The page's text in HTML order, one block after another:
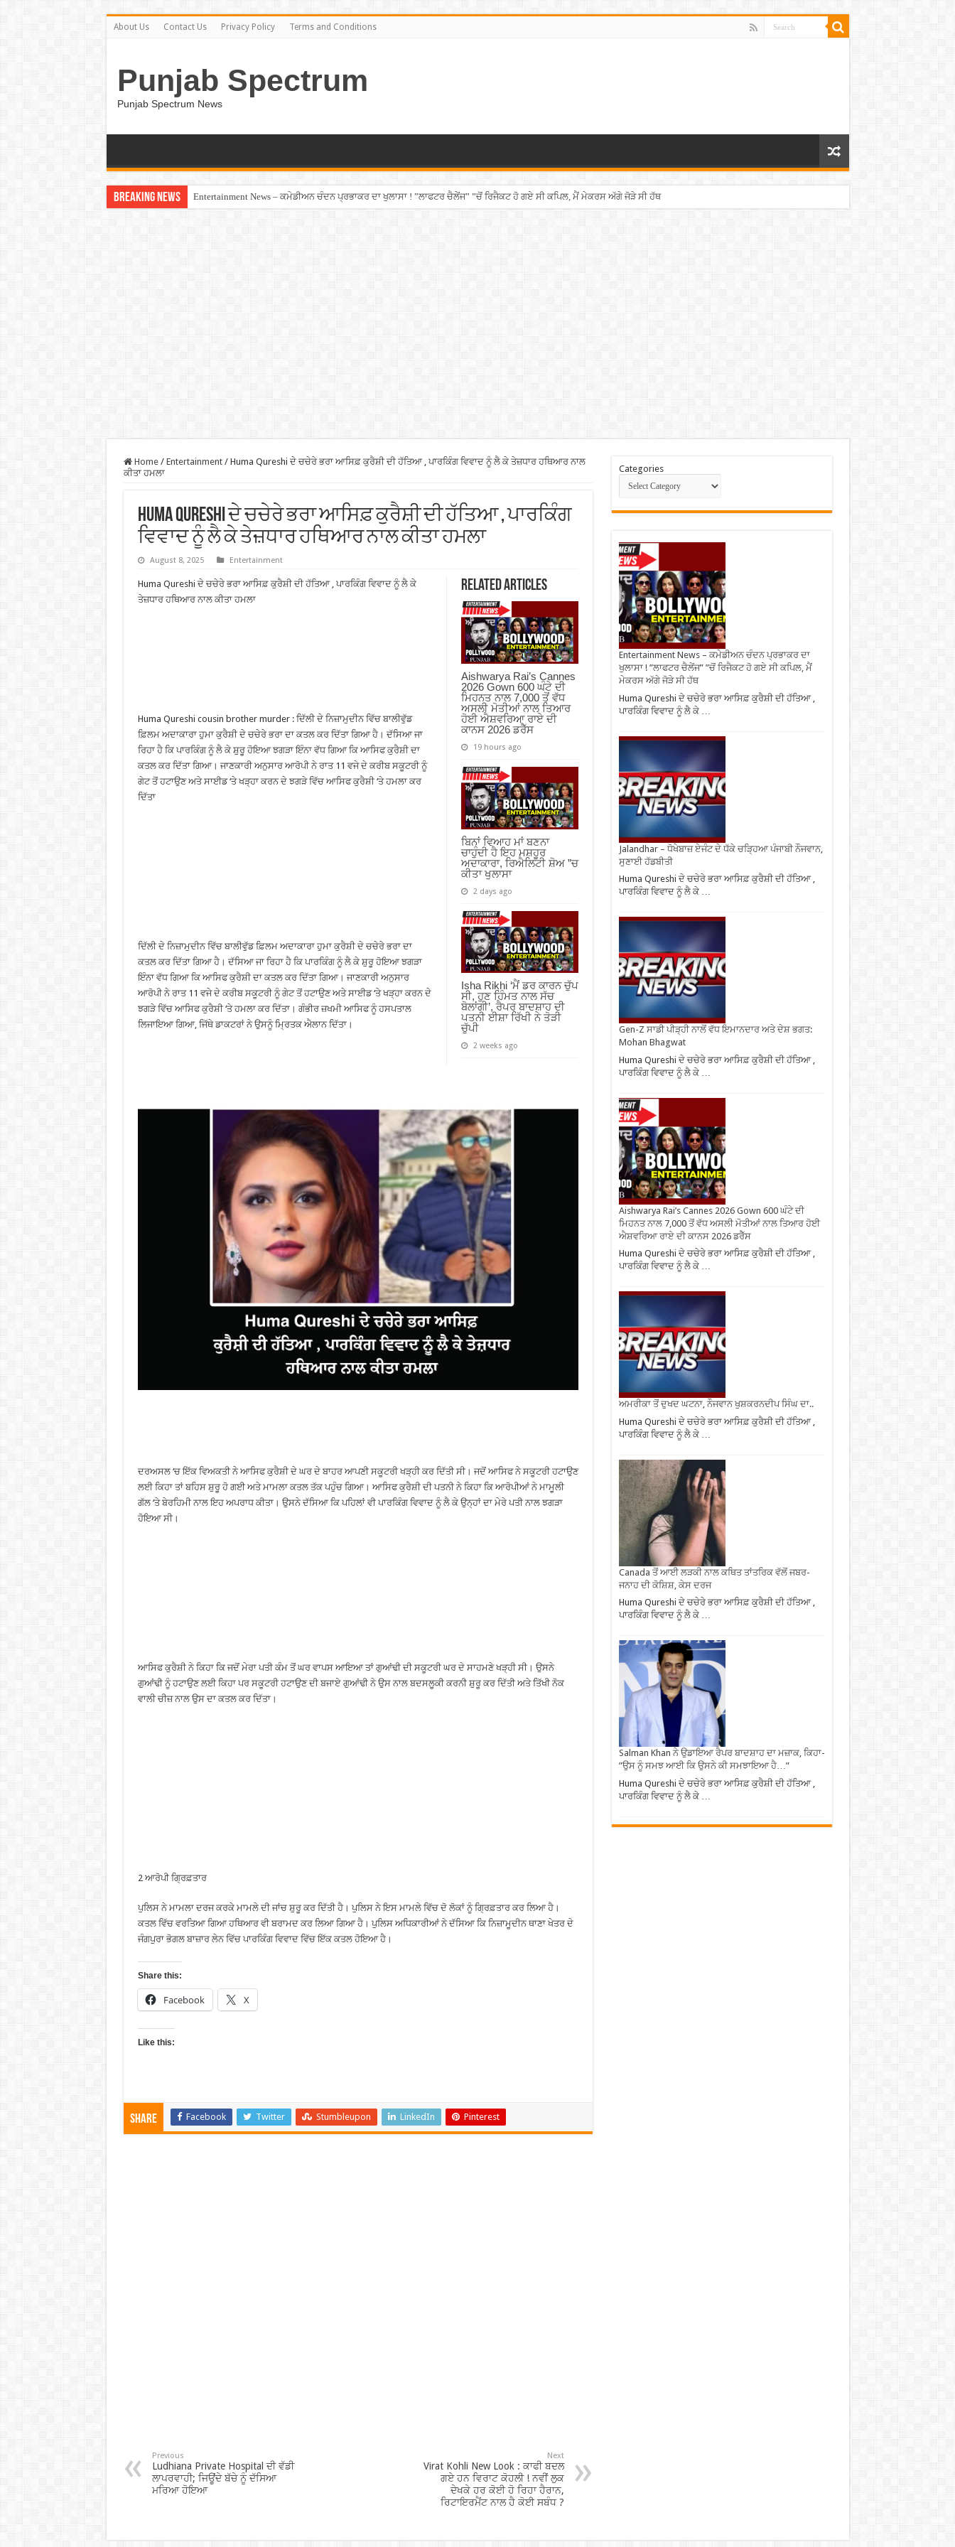
About Us Contact Us Privacy Policy Terms and Conditions
Punjab Spectrum
Punjab Spectrum News
Breaking News Entertainment News – ਕਮੇਡੀਅਨ ਚੰਦਨ ਪ੍ਰਭਾਕਰ ਦਾ ਖੁਲਾਸਾ ! ”ਲਾਫਟਰ ਚੈਲੇਂਜ” ”ਚੋਂ ਰਿਜੈਕਟ ਹੋ ਗਏ ਸੀ ਕਪਿਲ, ਮੈਂ ਮੇਕਰਸ ਅੱਗੇ ਜੋੜੇ ਸੀ ਹੱਥ
Home / Entertainment / Huma Qureshi ਦੇ ਚਚੇਰੇ ਭਰਾ ਆਸਿਫ਼ ਕੁਰੈਸ਼ੀ ਦੀ ਹੱਤਿਆ , ਪਾਰਕਿੰਗ ਵਿਵਾਦ ਨੂੰ ਲੈ ਕੇ ਤੇਜ਼ਧਾਰ ਹਥਿਆਰ ਨਾਲ
ਕੀਤਾ ਹਮਲਾ
Huma Qureshi ਦੇ ਚਚੇਰੇ ਭਰਾ ਆਸਿਫ਼ ਕੁਰੈਸ਼ੀ ਦੀ ਹੱਤਿਆ , ਪਾਰਕਿੰਗ
ਵਿਵਾਦ ਨੂੰ ਲੈ ਕੇ ਤੇਜ਼ਧਾਰ ਹਥਿਆਰ ਨਾਲ ਕੀਤਾ ਹਮਲਾ
August 8, 2025 Entertainment
Related Articles
Aishwarya Rai’s Cannes
2026 Gown 600 ਘੰਟੇ ਦੀ
ਮਿਹਨਤ ਨਾਲ 7,000 ਤੋਂ ਵੱਧ
ਅਸਲੀ ਮੋਤੀਆਂ ਨਾਲ ਤਿਆਰ
ਹੋਈ ਐਸ਼ਵਰਿਆ ਰਾਏ ਦੀ
ਕਾਨਸ 2026 ਡਰੈੱਸ
19 hours ago
ਬਿਨਾਂ ਵਿਆਹ ਮਾਂ ਬਣਨਾ
ਚਾਹੁੰਦੀ ਹੈ ਇਹ ਮਸ਼ਹੂਰ
ਅਦਾਕਾਰਾ, ਰਿਐਲਿਟੀ ਸ਼ੋਅ ”ਚ
ਕੀਤਾ ਖੁਲਾਸਾ
2 days ago
Isha Rikhi ‘ਮੈਂ ਡਰ ਕਾਰਨ ਚੁੱਪ
ਸੀ, ਹੁਣ ਹਿੰਮਤ ਨਾਲ ਸੱਚ
ਬੋਲਾਂਗੀ’, ਰੈਪਰ ਬਾਦਸ਼ਾਹ ਦੀ
ਪਤਨੀ ਈਸ਼ਾ ਰਿੱਖੀ ਨੇ ਤੋੜੀ
ਚੁੱਪੀ
2 weeks ago
Huma Qureshi ਦੇ ਚਚੇਰੇ ਭਰਾ ਆਸਿਫ਼ ਕੁਰੈਸ਼ੀ ਦੀ ਹੱਤਿਆ , ਪਾਰਕਿੰਗ ਵਿਵਾਦ ਨੂੰ ਲੈ ਕੇ
ਤੇਜ਼ਧਾਰ ਹਥਿਆਰ ਨਾਲ ਕੀਤਾ ਹਮਲਾ
Huma Qureshi cousin brother murder : ਦਿੱਲੀ ਦੇ ਨਿਜ਼ਾਮੁਦੀਨ ਵਿੱਚ ਬਾਲੀਵੁੱਡ
ਫ਼ਿਲਮ ਅਦਾਕਾਰਾ ਹੁਮਾ ਕੁਰੈਸ਼ੀ ਦੇ ਚਚੇਰੇ ਭਰਾ ਦਾ ਕਤਲ ਕਰ ਦਿੱਤਾ ਗਿਆ ਹੈ। ਦੱਸਿਆ ਜਾ
ਰਿਹਾ ਹੈ ਕਿ ਪਾਰਕਿੰਗ ਨੂੰ ਲੈ ਕੇ ਸ਼ੁਰੂ ਹੋਇਆ ਝਗੜਾ ਇੰਨਾ ਵੱਧ ਗਿਆ ਕਿ ਆਸਿਫ ਕੁਰੈਸ਼ੀ ਦਾ
ਕਤਲ ਕਰ ਦਿੱਤਾ ਗਿਆ। ਜਾਣਕਾਰੀ ਅਨੁਸਾਰ ਆਰੋਪੀ ਨੇ ਰਾਤ 11 ਵਜੇ ਦੇ ਕਰੀਬ ਸਕੂਟਰੀ ਨੂੰ
ਗੇਟ ਤੋਂ ਹਟਾਉਣ ਅਤੇ ਸਾਈਡ ‘ਤੇ ਖੜ੍ਹਾ ਕਰਨ ਦੇ ਝਗੜੇ ਵਿੱਚ ਆਸਿਫ ਕੁਰੈਸ਼ੀ ‘ਤੇ ਹਮਲਾ ਕਰ
ਦਿੱਤਾ
ਦਿੱਲੀ ਦੇ ਨਿਜ਼ਾਮੁਦੀਨ ਵਿੱਚ ਬਾਲੀਵੁੱਡ ਫ਼ਿਲਮ ਅਦਾਕਾਰਾ ਹੁਮਾ ਕੁਰੈਸ਼ੀ ਦੇ ਚਚੇਰੇ ਭਰਾ ਦਾ
ਕਤਲ ਕਰ ਦਿੱਤਾ ਗਿਆ ਹੈ। ਦੱਸਿਆ ਜਾ ਰਿਹਾ ਹੈ ਕਿ ਪਾਰਕਿੰਗ ਨੂੰ ਲੈ ਕੇ ਸ਼ੁਰੂ ਹੋਇਆ ਝਗੜਾ
ਇੰਨਾ ਵੱਧ ਗਿਆ ਕਿ ਆਸਿਫ ਕੁਰੈਸ਼ੀ ਦਾ ਕਤਲ ਕਰ ਦਿੱਤਾ ਗਿਆ। ਜਾਣਕਾਰੀ ਅਨੁਸਾਰ
ਆਰੋਪੀ ਨੇ ਰਾਤ 11 ਵਜੇ ਦੇ ਕਰੀਬ ਸਕੂਟਰੀ ਨੂੰ ਗੇਟ ਤੋਂ ਹਟਾਉਣ ਅਤੇ ਸਾਈਡ ‘ਤੇ ਖੜ੍ਹਾ ਕਰਨ ਦੇ
ਝਗੜੇ ਵਿੱਚ ਆਸਿਫ ਕੁਰੈਸ਼ੀ ‘ਤੇ ਹਮਲਾ ਕਰ ਦਿੱਤਾ। ਗੰਭੀਰ ਜ਼ਖਮੀ ਆਸਿਫ ਨੂੰ ਹਸਪਤਾਲ
ਲਿਜਾਇਆ ਗਿਆ, ਜਿੱਥੇ ਡਾਕਟਰਾਂ ਨੇ ਉਸਨੂੰ ਮ੍ਰਿਤਕ ਐਲਾਨ ਦਿੱਤਾ।
ਦਰਅਸਲ ‘ਚ ਇੱਕ ਵਿਅਕਤੀ ਨੇ ਆਸਿਫ ਕੁਰੈਸ਼ੀ ਦੇ ਘਰ ਦੇ ਬਾਹਰ ਆਪਣੀ ਸਕੂਟਰੀ ਖੜ੍ਹੀ ਕਰ ਦਿੱਤੀ ਸੀ। ਜਦੋਂ ਆਸਿਫ ਨੇ ਸਕੂਟਰੀ ਹਟਾਉਣ
ਲਈ ਕਿਹਾ ਤਾਂ ਬਹਿਸ ਸ਼ੁਰੂ ਹੋ ਗਈ ਅਤੇ ਮਾਮਲਾ ਕਤਲ ਤੱਕ ਪਹੁੰਚ ਗਿਆ। ਆਸਿਫ ਕੁਰੈਸ਼ੀ ਦੀ ਪਤਨੀ ਨੇ ਕਿਹਾ ਕਿ ਆਰੋਪੀਆਂ ਨੇ ਮਾਮੂਲੀ
ਗੱਲ ‘ਤੇ ਬੇਰਹਿਮੀ ਨਾਲ ਇਹ ਅਪਰਾਧ ਕੀਤਾ। ਉਸਨੇ ਦੱਸਿਆ ਕਿ ਪਹਿਲਾਂ ਵੀ ਪਾਰਕਿੰਗ ਵਿਵਾਦ ਨੂੰ ਲੈ ਕੇ ਉਨ੍ਹਾਂ ਦਾ ਮੇਰੇ ਪਤੀ ਨਾਲ ਝਗੜਾ
ਹੋਇਆ ਸੀ।
ਆਸਿਫ ਕੁਰੈਸ਼ੀ ਨੇ ਕਿਹਾ ਕਿ ਜਦੋਂ ਮੇਰਾ ਪਤੀ ਕੰਮ ਤੋਂ ਘਰ ਵਾਪਸ ਆਇਆ ਤਾਂ ਗੁਆਂਢੀ ਦੀ ਸਕੂਟਰੀ ਘਰ ਦੇ ਸਾਹਮਣੇ ਖੜ੍ਹੀ ਸੀ। ਉਸਨੇ
ਗੁਆਂਢੀ ਨੂੰ ਹਟਾਉਣ ਲਈ ਕਿਹਾ ਪਰ ਸਕੂਟਰੀ ਹਟਾਉਣ ਦੀ ਬਜਾਏ ਗੁਆਂਢੀ ਨੇ ਉਸ ਨਾਲ ਬਦਸਲੂਕੀ ਕਰਨੀ ਸ਼ੁਰੂ ਕਰ ਦਿੱਤੀ ਅਤੇ ਤਿੱਖੀ ਨੋਕ
ਵਾਲੀ ਚੀਜ਼ ਨਾਲ ਉਸ ਦਾ ਕਤਲ ਕਰ ਦਿੱਤਾ।
2 ਆਰੋਪੀ ਗ੍ਰਿਫ਼ਤਾਰ
ਪੁਲਿਸ ਨੇ ਮਾਮਲਾ ਦਰਜ ਕਰਕੇ ਮਾਮਲੇ ਦੀ ਜਾਂਚ ਸ਼ੁਰੂ ਕਰ ਦਿੱਤੀ ਹੈ। ਪੁਲਿਸ ਨੇ ਇਸ ਮਾਮਲੇ ਵਿੱਚ ਦੋ ਲੋਕਾਂ ਨੂੰ ਗ੍ਰਿਫ਼ਤਾਰ ਕਰ ਲਿਆ ਹੈ।
ਕਤਲ ਵਿੱਚ ਵਰਤਿਆ ਗਿਆ ਹਥਿਆਰ ਵੀ ਬਰਾਮਦ ਕਰ ਲਿਆ ਗਿਆ ਹੈ। ਪੁਲਿਸ ਅਧਿਕਾਰੀਆਂ ਨੇ ਦੱਸਿਆ ਕਿ ਨਿਜ਼ਾਮੂਦੀਨ ਥਾਣਾ ਖੇਤਰ ਦੇ
ਜੰਗਪੁਰਾ ਭੋਗਲ ਬਾਜ਼ਾਰ ਲੇਨ ਵਿੱਚ ਪਾਰਕਿੰਗ ਵਿਵਾਦ ਵਿੱਚ ਇੱਕ ਕਤਲ ਹੋਇਆ ਹੈ।
Share this:
Facebook X
Like this:
Share Facebook Twitter Stumbleupon LinkedIn Pinterest
Previous
Ludhiana Private Hospital ਦੀ ਵੱਡੀ
ਲਾਪਰਵਾਹੀ; ਜਿਊਂਦੇ ਬੱਚੇ ਨੂੰ ਦੱਸਿਆ
ਮਰਿਆ ਹੋਇਆ
Next
Virat Kohli New Look : ਕਾਫੀ ਬਦਲ
ਗਏ ਹਨ ਵਿਰਾਟ ਕੋਹਲੀ ! ਨਵੀਂ ਲੁਕ
ਦੇਖਕੇ ਹਰ ਕੋਈ ਹੋ ਰਿਹਾ ਹੈਰਾਨ,
ਰਿਟਾਇਰਮੈਂਟ ਨਾਲ ਹੈ ਕੋਈ ਸਬੰਧ ?
Categories
Entertainment News – ਕਮੇਡੀਅਨ ਚੰਦਨ ਪ੍ਰਭਾਕਰ ਦਾ
ਖੁਲਾਸਾ ! ”ਲਾਫਟਰ ਚੈਲੇਂਜ” ”ਚੋਂ ਰਿਜੈਕਟ ਹੋ ਗਏ ਸੀ ਕਪਿਲ, ਮੈਂ
ਮੇਕਰਸ ਅੱਗੇ ਜੋੜੇ ਸੀ ਹੱਥ
Huma Qureshi ਦੇ ਚਚੇਰੇ ਭਰਾ ਆਸਿਫ਼ ਕੁਰੈਸ਼ੀ ਦੀ ਹੱਤਿਆ ,
ਪਾਰਕਿੰਗ ਵਿਵਾਦ ਨੂੰ ਲੈ ਕੇ …
Jalandhar – ਧੋਖੇਬਾਜ਼ ਏਜੰਟ ਦੇ ਧੱਕੇ ਚੜ੍ਹਿਆ ਪੰਜਾਬੀ ਨੌਜਵਾਨ,
ਸੁਣਾਈ ਹੱਡਬੀਤੀ
Huma Qureshi ਦੇ ਚਚੇਰੇ ਭਰਾ ਆਸਿਫ਼ ਕੁਰੈਸ਼ੀ ਦੀ ਹੱਤਿਆ ,
ਪਾਰਕਿੰਗ ਵਿਵਾਦ ਨੂੰ ਲੈ ਕੇ …
Gen-Z ਸਾਡੀ ਪੀੜ੍ਹੀ ਨਾਲੋਂ ਵੱਧ ਇਮਾਨਦਾਰ ਅਤੇ ਦੇਸ਼ ਭਗਤ:
Mohan Bhagwat
Huma Qureshi ਦੇ ਚਚੇਰੇ ਭਰਾ ਆਸਿਫ਼ ਕੁਰੈਸ਼ੀ ਦੀ ਹੱਤਿਆ ,
ਪਾਰਕਿੰਗ ਵਿਵਾਦ ਨੂੰ ਲੈ ਕੇ …
Aishwarya Rai’s Cannes 2026 Gown 600 ਘੰਟੇ ਦੀ
ਮਿਹਨਤ ਨਾਲ 7,000 ਤੋਂ ਵੱਧ ਅਸਲੀ ਮੋਤੀਆਂ ਨਾਲ ਤਿਆਰ ਹੋਈ
ਐਸ਼ਵਰਿਆ ਰਾਏ ਦੀ ਕਾਨਸ 2026 ਡਰੈੱਸ
Huma Qureshi ਦੇ ਚਚੇਰੇ ਭਰਾ ਆਸਿਫ਼ ਕੁਰੈਸ਼ੀ ਦੀ ਹੱਤਿਆ ,
ਪਾਰਕਿੰਗ ਵਿਵਾਦ ਨੂੰ ਲੈ ਕੇ …
ਅਮਰੀਕਾ ਤੋਂ ਦੁਖਦ ਘਟਨਾ, ਨੌਜਵਾਨ ਖੁਸ਼ਕਰਨਦੀਪ ਸਿੰਘ ਦਾ..
Huma Qureshi ਦੇ ਚਚੇਰੇ ਭਰਾ ਆਸਿਫ਼ ਕੁਰੈਸ਼ੀ ਦੀ ਹੱਤਿਆ ,
ਪਾਰਕਿੰਗ ਵਿਵਾਦ ਨੂੰ ਲੈ ਕੇ …
Canada ਤੋਂ ਆਈ ਲੜਕੀ ਨਾਲ ਕਥਿਤ ਤਾਂਤਰਿਕ ਵੱਲੋਂ ਜਬਰ-
ਜਨਾਹ ਦੀ ਕੋਸ਼ਿਸ਼, ਕੇਸ ਦਰਜ
Huma Qureshi ਦੇ ਚਚੇਰੇ ਭਰਾ ਆਸਿਫ਼ ਕੁਰੈਸ਼ੀ ਦੀ ਹੱਤਿਆ ,
ਪਾਰਕਿੰਗ ਵਿਵਾਦ ਨੂੰ ਲੈ ਕੇ …
Salman Khan ਨੇ ਉਡਾਇਆ ਰੈਪਰ ਬਾਦਸ਼ਾਹ ਦਾ ਮਜ਼ਾਕ, ਕਿਹਾ-
”ਉਸ ਨੂੰ ਸਮਝ ਆਈ ਕਿ ਉਸਨੇ ਕੀ ਸਮਝਾਇਆ ਹੈ…”
Huma Qureshi ਦੇ ਚਚੇਰੇ ਭਰਾ ਆਸਿਫ਼ ਕੁਰੈਸ਼ੀ ਦੀ ਹੱਤਿਆ ,
ਪਾਰਕਿੰਗ ਵਿਵਾਦ ਨੂੰ ਲੈ ਕੇ …